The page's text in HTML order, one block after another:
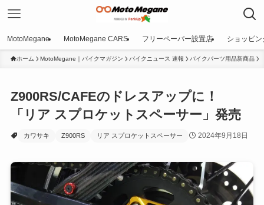
MotoMegane MotoMegane CARS フリーペーパー設置店 ショッピン
ホーム MotoMegane｜バイクマガジン バイクニュース 速報 バイクパーツ用品新商品
Z900RS/CAFEのドレスアップに！
「リア スプロケットスペーサー」発売
カワサキ Z900RS リア スプロケットスペーサー 2024年9月18日